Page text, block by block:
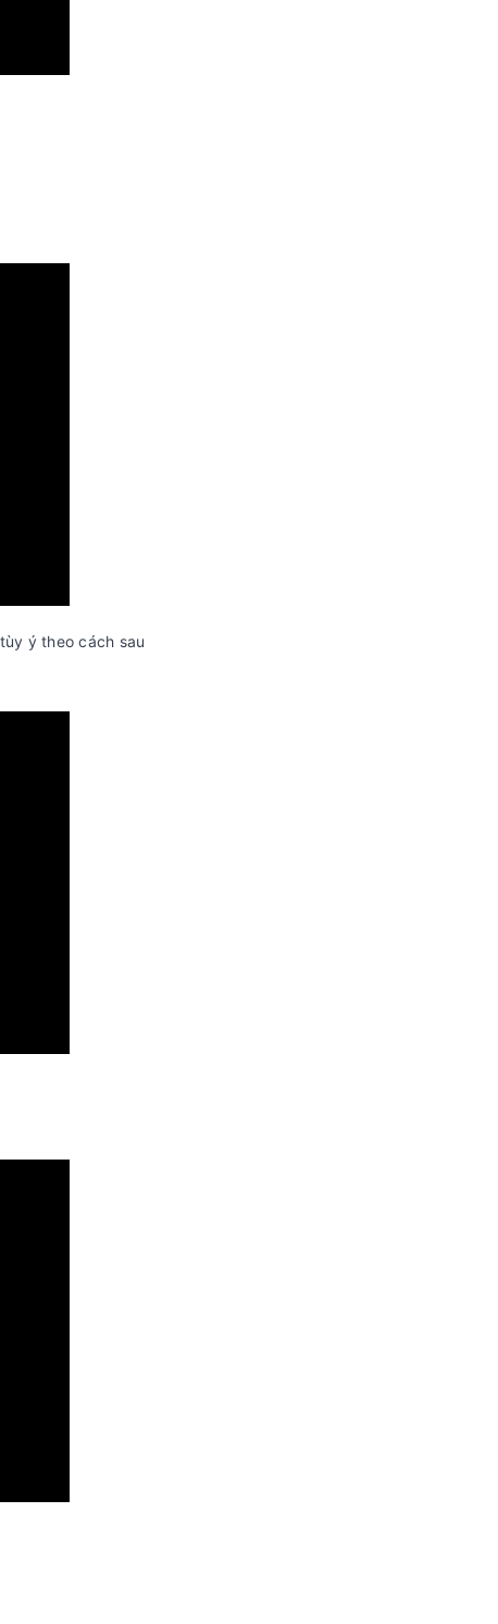
ý theo cách sau